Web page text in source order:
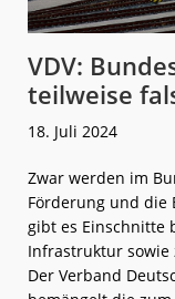
VDV:
teilweise
18. Juli 2024
Zwar werden im
Förderung und die
gibt es Einschnitte
Infrastruktur sowie
Der Verband